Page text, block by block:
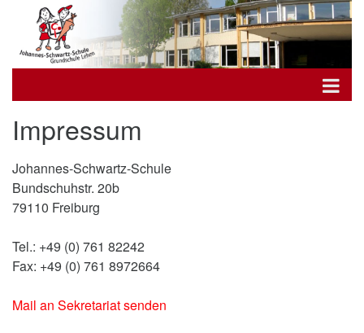
Impressum
Johannes-Schwartz-Schule
Bundschuhstr. 20b
79110 Freiburg
Tel.: +49 (0) 761 82242
Fax: +49 (0) 761 8972664
Mail an Sekretariat senden